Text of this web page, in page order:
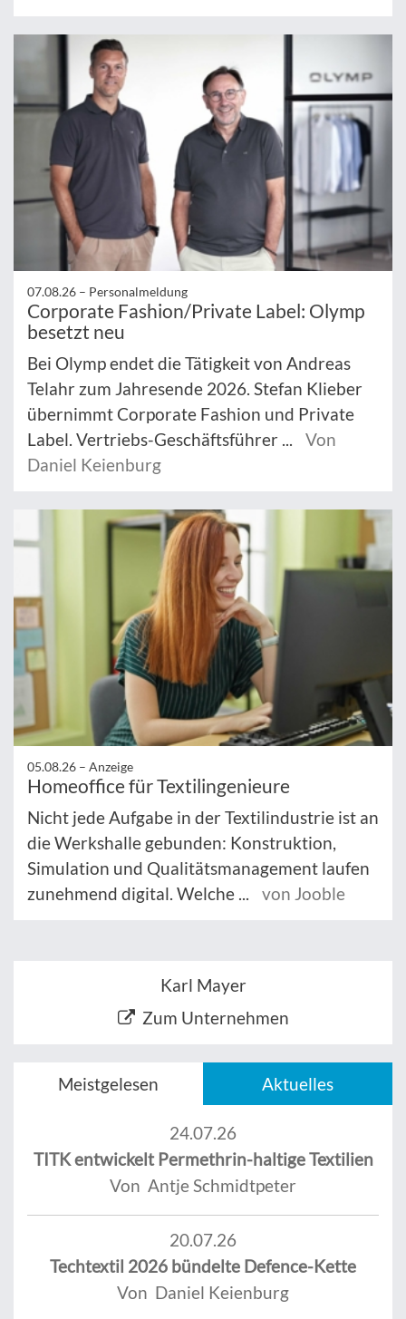
07.08.26 – Personalmeldung
Corporate Fashion/Private Label: Olymp
besetzt neu
Bei Olymp endet die Tätigkeit von Andreas
Telahr zum Jahresende 2026. Stefan Klieber
übernimmt Corporate Fashion und Private
Label. Vertriebs-Geschäftsführer ...
Von
Daniel Keienburg
05.08.26 – Anzeige
Homeoffice für Textilingenieure
Nicht jede Aufgabe in der Textilindustrie ist an
die Werkshalle gebunden: Konstruktion,
Simulation und Qualitätsmanagement laufen
zunehmend digital. Welche ...
von Jooble
Karl Mayer
Zum Unternehmen
Meistgelesen Aktuelles
24.07.26
TITK entwickelt Permethrin-haltige Textilien
Von Antje Schmidtpeter
20.07.26
Techtextil 2026 bündelte Defence-Kette
Von Daniel Keienburg